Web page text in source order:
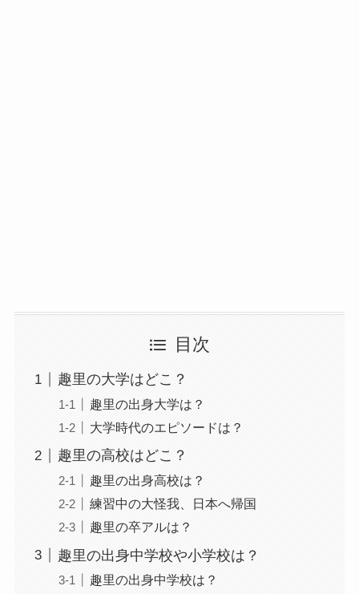
目次
趣里の大学はどこ？
趣里の出身大学は？
大学時代のエピソードは？
趣里の高校はどこ？
趣里の出身高校は？
練習中の大怪我、日本へ帰国
趣里の卒アルは？
趣里の出身中学校や小学校は？
趣里の出身中学校は？